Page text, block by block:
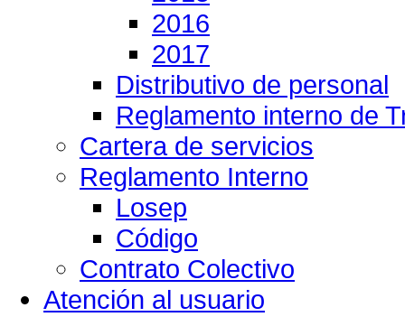
2016
2017
Distributivo de personal
Reglamento interno de
Cartera de servicios
Reglamento Interno
Losep
Código
Contrato Colectivo
Atención al usuario